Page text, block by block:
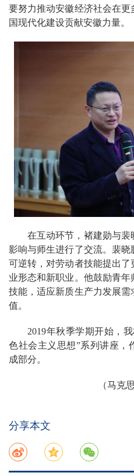
要努力推动安徽经济社会在
国现代化建设贡献安徽力量。
在互动环节，褚建勋与
影响与师生进行了交流。裴
可逆转，对劳动者技能提出
业形态和新职业。他鼓励青
技能，适应新质生产力发展
值。
2019年秋季学期开始，
色社会主义思想”系列讲座，
成部分。
（马克
分享本文